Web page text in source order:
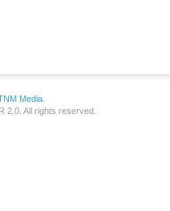
Media
2.0. All rights reserved.